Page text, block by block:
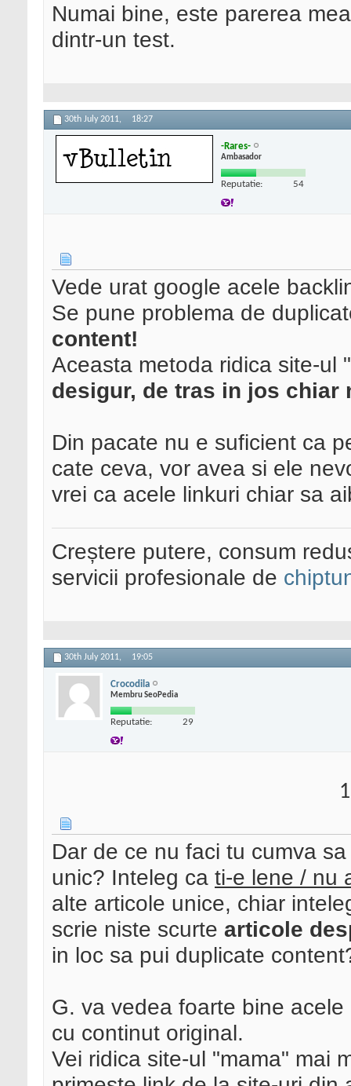
Numai bine, este parerea
dintr-un test.
30th July 2011, 18:27
-Rares-
Ambasador
Reputatie: 54
Vede urat google acele
Se pune problema de
content!
Aceasta metoda ridica site-
desigur, de tras in jos chiar
Din pacate nu e suficient ca
cate ceva, vor avea si ele
vrei ca acele linkuri chiar sa
Creștere putere, consum
servicii profesionale de
30th July 2011, 19:05
Crocodila
Membru SeoPedia
Reputatie: 29
Dar de ce nu faci tu cumva
unic? Inteleg ca ti-e lene / nu
alte articole unice, chiar
scrie niste scurte articole
in loc sa pui duplicate
G. va vedea foarte bine
cu continut original.
Vei ridica site-ul "mama" mai